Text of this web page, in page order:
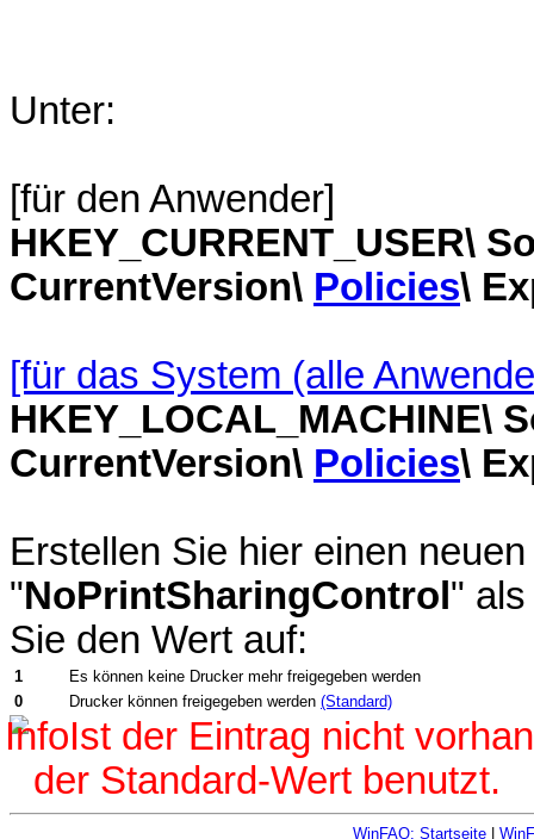
Unter:
[für den Anwender]
HKEY_CURRENT_USER\
CurrentVersion\ Policies\
[für das System (alle
HKEY_LOCAL_MACHINE\
CurrentVersion\ Policies\
Erstellen Sie hier einen
"NoPrintSharingControl "
Sie den Wert auf:
1
Es können keine Drucker mehr freigegeben werden
0
Drucker können freigegeben werden (Standard)
Ist der Eintrag nicht
der Standard-Wert benutzt.
WinFAQ: Startseite